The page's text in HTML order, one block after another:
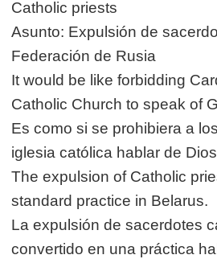
Catholic priests
Asunto: Expulsión de
Federación de Rusia
It would be like forbidding
Catholic Church to speak of
Es como si se prohibiera a
iglesia católica hablar de
The expulsion of Catholic
standard practice in Belarus.
La expulsión de sacerdotes
convertido en una práctica